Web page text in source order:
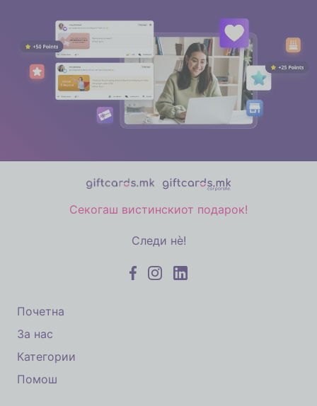
Секогаш вистинскиот подарок!
Следи нè!
Почетна
За нас
Категории
Помош